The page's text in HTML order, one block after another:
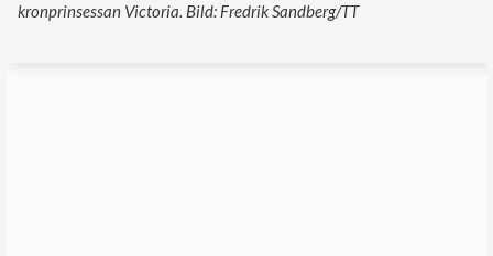
kronprinsessan Victoria. Bild: Fredrik Sandberg/TT